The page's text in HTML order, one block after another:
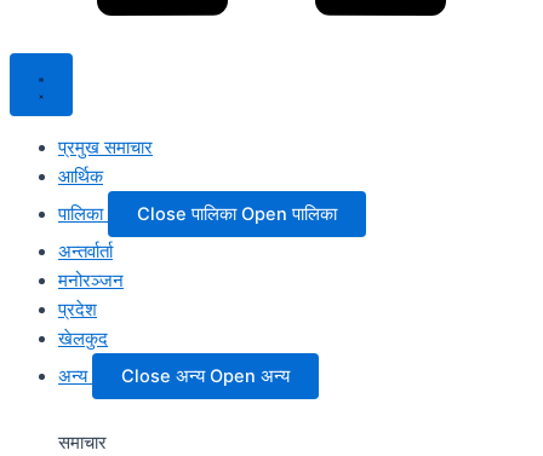
प्रमुख समाचार
आर्थिक
पालिका
Close पालिका Open पालिका
अन्तर्वार्ता
मनोरञ्जन
प्रदेश
खेलकुद
अन्य
Close अन्य Open अन्य
समाचार